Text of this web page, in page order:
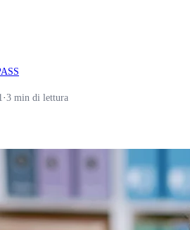
·3 min di lettura